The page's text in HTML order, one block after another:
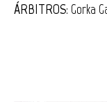
ÁRBITROS: Gorka